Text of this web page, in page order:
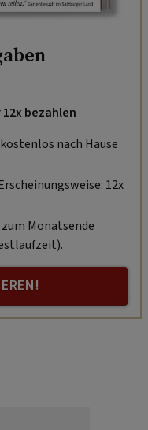
bezahlen
nach Hause
12x
Monatsende